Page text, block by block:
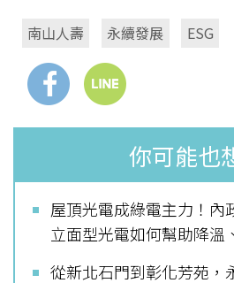
南山人壽 永續發展 ESG
你可能也
屋頂光電成綠電主力！內
立面型光電如何幫助降溫
從新北石門到彰化芳苑，